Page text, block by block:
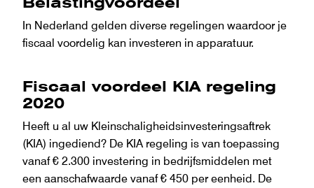
In Nederland gelden diverse regelingen waardoor je
fiscaal voordelig kan investeren in apparatuur.
Fiscaal voordeel KIA regeling
2020
Heeft u al uw Kleinschaligheidsinvesteringsaftrek
(KIA) ingediend? De KIA regeling is van toepassing
vanaf € 2.300 investering in bedrijfsmiddelen met
een aanschafwaarde vanaf € 450 per eenheid. De